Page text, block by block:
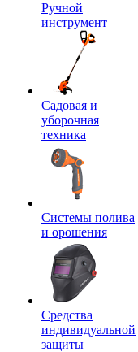
Ручной
инструмент
Садовая и
уборочная
техника
Системы полива
и орошения
Средства
индивидуальной
защиты